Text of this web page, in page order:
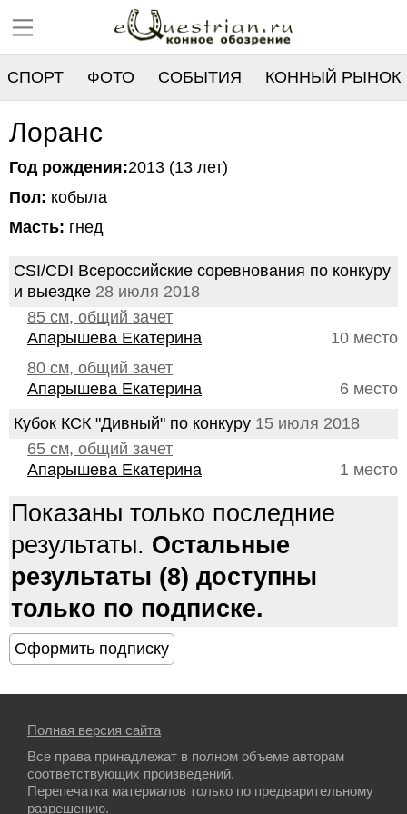
СПОРТ ФОТО СОБЫТИЯ КОННЫЙ РЫНОК
РЕЕСТР
Лоранс
Год рождения:2013 (13 лет)
Пол: кобыла
Масть: гнед
CSI/CDI Всероссийские соревнования по конкуру
и выездке 28 июля 2018
85 см, общий зачет
10 место
Апарышева Екатерина
80 см, общий зачет
6 место
Апарышева Екатерина
Кубок КСК "Дивный" по конкуру 15 июля 2018
65 см, общий зачет
1 место
Апарышева Екатерина
Показаны только последние
результаты. Остальные
результаты (8) доступны
только по подписке.
Полная версия сайта
Все права принадлежат в полном объеме авторам
соответствующих произведений.
Перепечатка материалов только по предварительному
разрешению.